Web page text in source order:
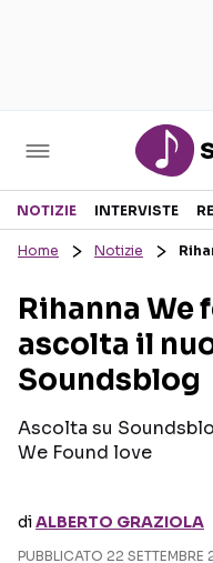
Sezioni
RECENSIONI
INTERVISTE
GOSSIP E CURIOSITÀ
NOTIZIE INTERVISTE
Home Notizie
Rihanna We
ascolta il
Soundsblog
Ascolta su
We Found love
diALBERTO GRAZIOLA
PUBBLICATO 22 SETTEMBRE